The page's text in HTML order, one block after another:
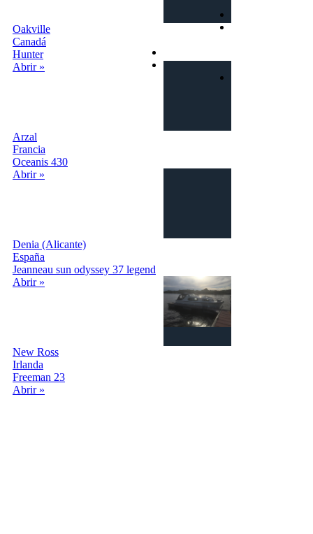
Oakville
Canadá
Hunter
Abrir »
Arzal
Francia
Oceanis 430
Abrir »
Denia (Alicante)
España
Jeanneau sun odyssey 37 legend
Abrir »
New Ross
Irlanda
Freeman 23
Abrir »